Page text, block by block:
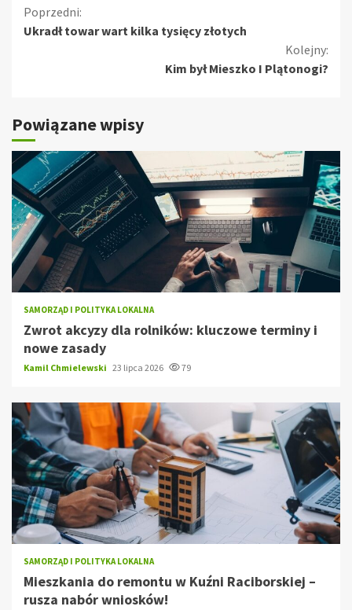
Kontynuuj
Poprzedni:
Ukradł towar wart kilka tysięcy złotych
Kolejny:
Kim był Mieszko I Plątonogi?
Powiązane wpisy
SAMORZĄD I POLITYKA LOKALNA
Zwrot akcyzy dla rolników: kluczowe terminy i
nowe zasady
Kamil Chmielewski 23 lipca 2026 79
SAMORZĄD I POLITYKA LOKALNA
Mieszkania do remontu w Kuźni Raciborskiej –
rusza nabór wniosków!